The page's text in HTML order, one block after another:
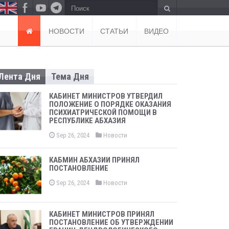
о
с
к
НОВОСТИ СТАТЬИ ВИДЕО
Дня Тема Дня
КАБИНЕТ МИНИСТРОВ УТВЕРДИЛ
ПОЛОЖЕНИЕ О ПОРЯДКЕ ОКАЗАНИЯ
ПСИХИАТРИЧЕСКОЙ ПОМОЩИ В
РЕСПУБЛИКЕ АБХАЗИЯ
Sep 26, 2024 Новости
КАБМИН АБХАЗИИ ПРИНЯЛ
ПОСТАНОВЛЕНИЕ
Sep 26, 2024 Новости
КАБИНЕТ МИНИСТРОВ ПРИНЯЛ
ПОСТАНОВЛЕНИЕ ОБ УТВЕРЖДЕНИИ